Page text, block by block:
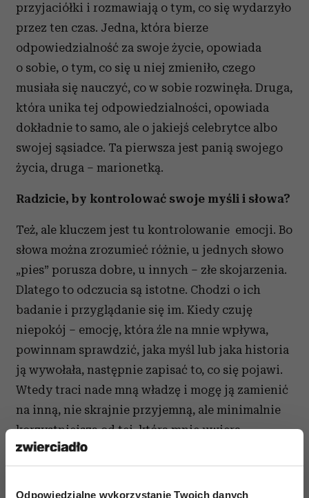
Odpowiedzialne wykorzystanie Twoich danych
przyjaciółki i rozmawiają o tym, co się wydarzyło
przez ten czas. Jedna, która bierze
odpowiedzialność za swoje życie, opowiada
o sobie, o tym, co się u niej zmieniło, czego
musiała się nauczyć, co w sobie rozwinęła. Druga,
która unika tej odpowiedzialności, opowiada
dokładnie to samo, ale o jakiejś celebrytce albo
swojej sąsiadce. Ta pierwsza jest panią swojego
życia, druga – marionetką.
Radzicie, by kontrolować swoje myśli i słowa?
Też, ale kluczem jest tu kontrolowanie emocji. Bo
słowa można zrozumieć różnie, u jednych słowo
„pies” porusza dobre, u innych – złe skojarzenia.
Dlatego to odczucia są istotne. Chodzi o ich
badanie i przyglądanie się im. Kiedy czuję
niepokój – emocję, która źle na mnie wpływa,
powinnam sprawdzić, jaka myśl lub jaka historia
ją wywołała, następnie zapisać to, co się pojawi.
Wtedy traci nade mną władzę i mogę ją zamienić
na inną, nie skrajnie przyjemną, ale minimalnie
korzystniejszą od tej, która mnie uwiera.